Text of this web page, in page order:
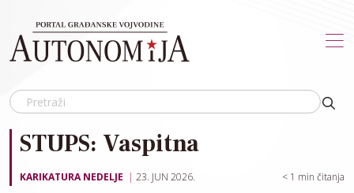
STUPS: Vaspitna
KARIKATURA NEDELJE 23. JUN 2026. < 1 min čitanja